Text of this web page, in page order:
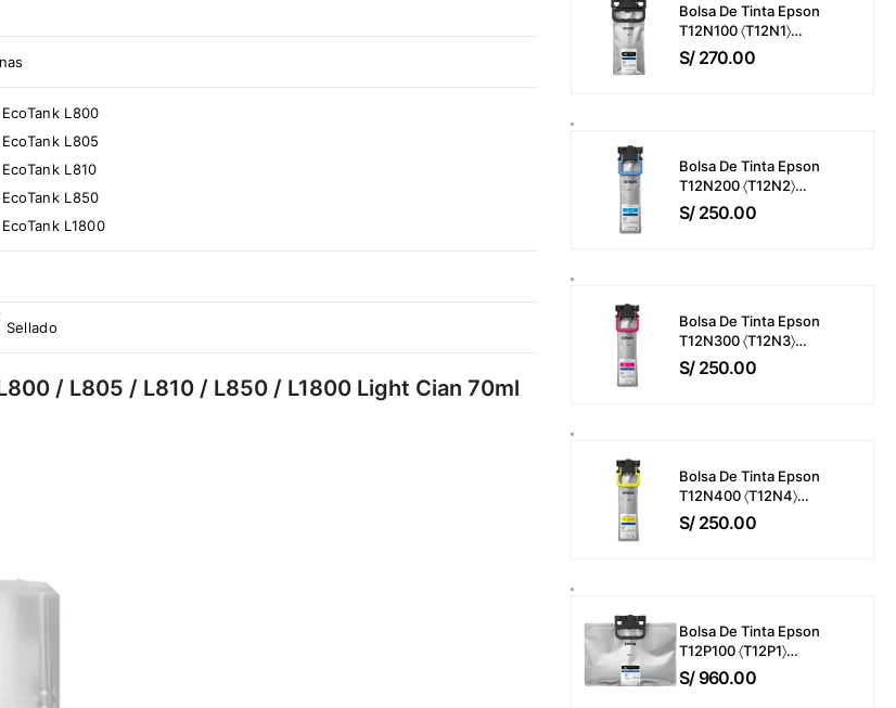
Bolsa De Tinta Epson
T12N100 〈T12N1〉
WorkForce Pro EM-
C800 / EP-C800 Color
S/270.00
Bolsa De Tinta Epson
T12N200 〈T12N2〉
WorkForce Pro EM-
C800 / EP-C800 Color
S/250.00
Bolsa De Tinta Epson
T12N300 〈T12N3〉
WorkForce Pro EM-
C800 / EP-C800 Color
S/250.00
Bolsa De Tinta Epson
T12N400 〈T12N4〉
WorkForce Pro EM-
C800 / EP-C800 Color
S/250.00
Bolsa De Tinta Epson
T12P100 〈T12P1〉
WorkForce Pro EM-
C800 / EP-C800 Color
S/960.00
L800
L805
L810
L850
L1800
Sellado
/ L805 / L810 / L850 / L1800 Light Cian 70ml